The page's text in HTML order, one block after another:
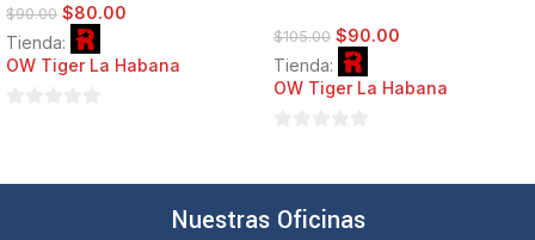
$90.00 $80.00
Tienda:
OW Tiger La Habana
$105.00 $90.00
Tienda:
OW Tiger La Habana
Nuestras Oficinas